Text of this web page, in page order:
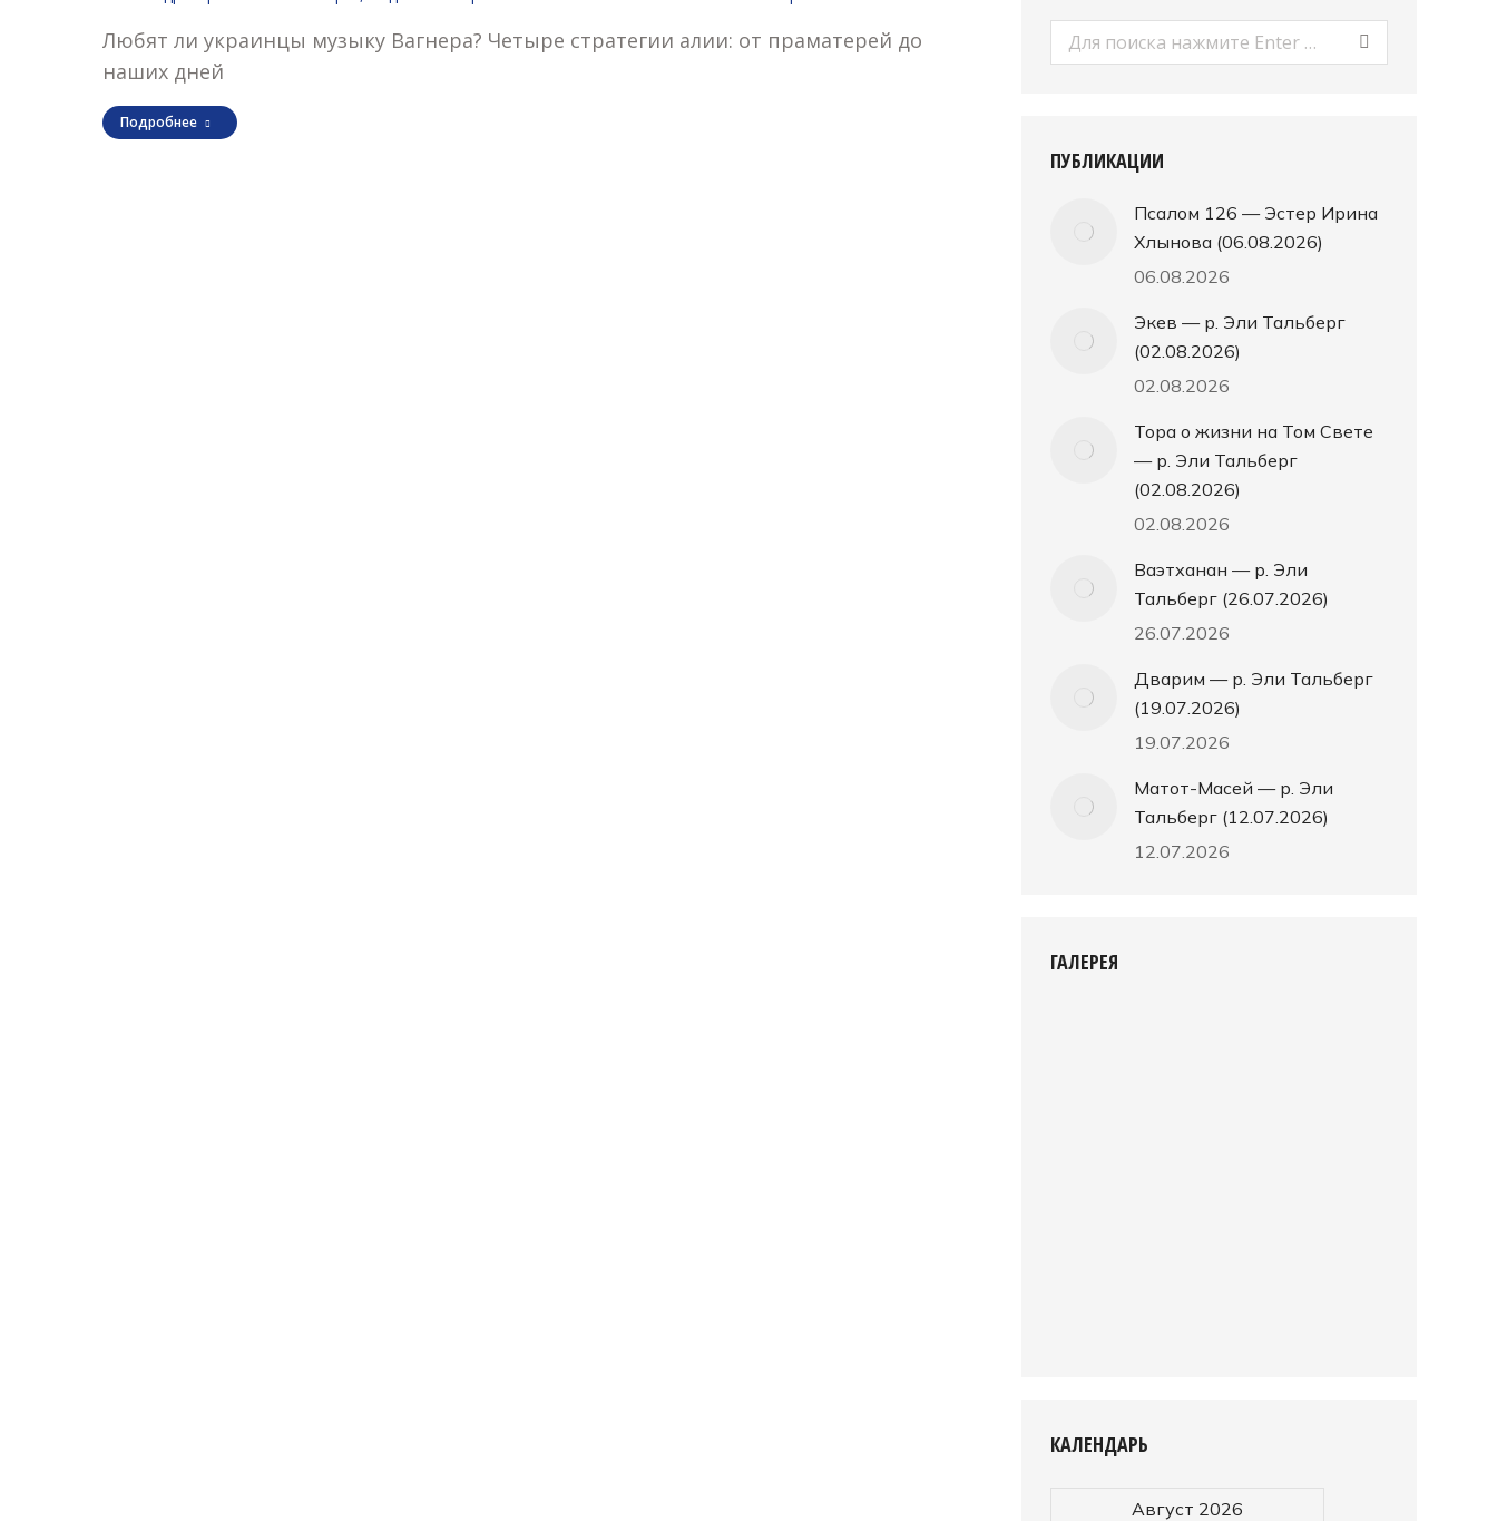
Любят ли украинцы музыку Вагнера? Четыре стратегии алии: от праматерей до
наших дней
Подробнее
Поиск:
ПУБЛИКАЦИИ
Псалом 126 — Эстер Ирина
Хлынова (06.08.2026)
06.08.2026
Экев — р. Эли Тальберг
(02.08.2026)
02.08.2026
Тора о жизни на Том Свете
— р. Эли Тальберг
(02.08.2026)
02.08.2026
Ваэтханан — р. Эли
Тальберг (26.07.2026)
26.07.2026
Дварим — р. Эли Тальберг
(19.07.2026)
19.07.2026
Матот-Масей — р. Эли
Тальберг (12.07.2026)
12.07.2026
ГАЛЕРЕЯ
КАЛЕНДАРЬ
Август 2026